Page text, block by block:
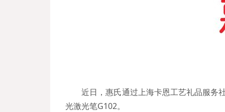
近日，惠氏通过上海卡恩工艺礼品服务
光激光笔G102。